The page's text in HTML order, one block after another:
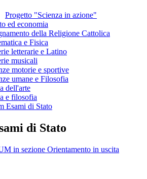
Progetto "Scienza in azione"
ed economia
della Religione Cattolica
e Fisica
letterarie e Latino
musicali
motorie e sportive
umane e Filosofia
dell'arte
e filosofia
Esami di Stato
di Stato
in sezione Orientamento in uscita